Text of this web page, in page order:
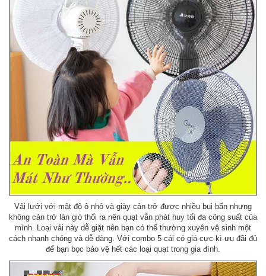
Vải lưới với mật độ ô nhỏ và giày cản trở được nhiều bụi bẩn nhưng
không cản trở làn gió thổi ra nên quạt vẫn phát huy tối đa công suất của
mình. Loại vải này dễ giặt nên bạn có thể thường xuyên vệ sinh một
cách nhanh chóng và dễ dàng. Với combo 5 cái có giá cực kì ưu đãi đủ
để bạn bọc bảo vệ hết các loại quạt trong gia đình.